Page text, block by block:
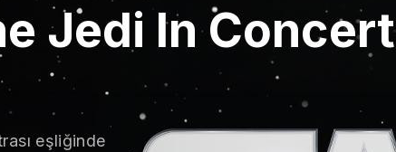
Jedi In Concert
eşliğinde